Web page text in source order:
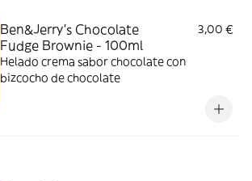
Ben&Jerry’s Chocolate
Fudge Brownie - 100ml
3,00 €
Helado crema sabor chocolate con
bizcocho de chocolate